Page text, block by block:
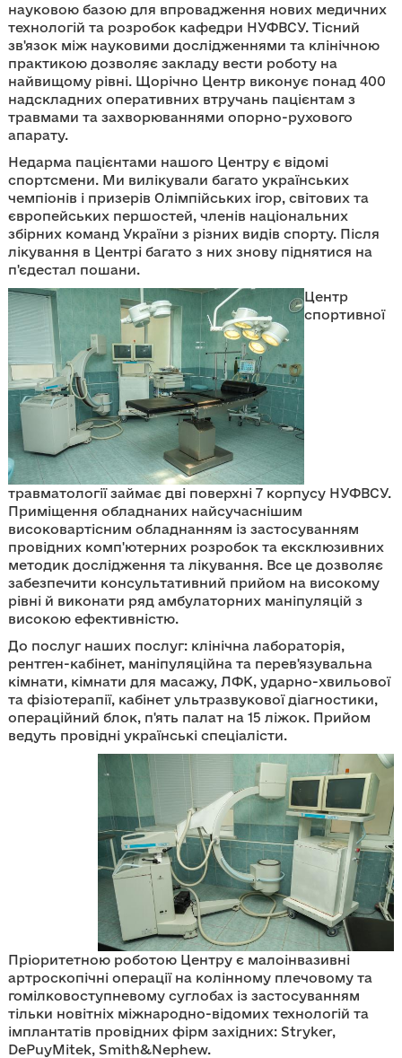
науковою базою для впровадження нових медичних
технологій та розробок кафедри НУФВСУ. Тісний
зв'язок між науковими дослідженнями та клінічною
практикою дозволяє закладу вести роботу на
найвищому рівні. Щорічно Центр виконує понад 400
надскладних оперативних втручань пацієнтам з
травмами та захворюваннями опорно-рухового
апарату.
Недарма пацієнтами нашого Центру є відомі
спортсмени. Ми вилікували багато українських
чемпіонів і призерів Олімпійських ігор, світових та
європейських першостей, членів національних
збірних команд України з різних видів спорту. Після
лікування в Центрі багато з них знову піднятися на
п'єдестал пошани.
Центр
спортивної
травматології займає дві поверхні 7 корпусу НУФВСУ.
Приміщення обладнаних найсучаснішим
високовартісним обладнанням із застосуванням
провідних комп'ютерних розробок та ексклюзивних
методик дослідження та лікування. Все це дозволяє
забезпечити консультативний прийом на високому
рівні й виконати ряд амбулаторних маніпуляцій з
високою ефективністю.
До послуг наших послуг: клінічна лабораторія,
рентген-кабінет, маніпуляційна та перев'язувальна
кімнати, кімнати для масажу, ЛФК, ударно-хвильової
та фізіотерапії, кабінет ультразвукової діагностики,
операційний блок, п'ять палат на 15 ліжок. Прийом
ведуть провідні українські спеціалісти.
Пріоритетною роботою Центру є малоінвазивні
артроскопічні операції на колінному плечовому та
гомілковоступневому суглобах із застосуванням
тільки новітніх міжнародно-відомих технологій та
імплантатів провідних фірм західних: Stryker,
DePuyMitek, Smith&Nephew.